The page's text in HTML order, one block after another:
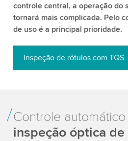
controle central, a operação do
tornará mais complicada. Pelo
de uso é a principal prioridade.
Inspeção de rótulos com TQS
Controle
inspeção óptica